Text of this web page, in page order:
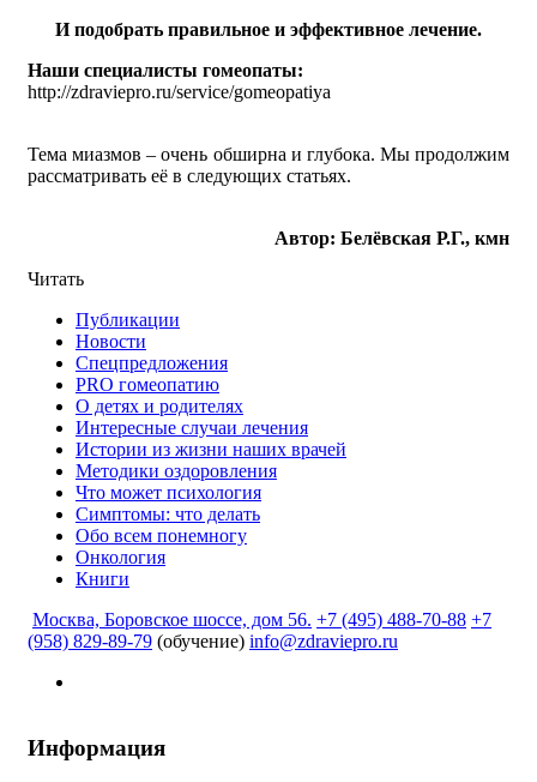
И подобрать правильное и эффективное лечение.
Наши специалисты гомеопаты:
http://zdraviepro.ru/service/gomeopatiya
Тема миазмов – очень обширна и глубока. Мы продолжим
рассматривать её в следующих статьях.
Автор: Белёвская Р.Г., кмн
Читать
Публикации
Новости
Спецпредложения
PRO гомеопатию
О детях и родителях
Интересные случаи лечения
Истории из жизни наших врачей
Методики оздоровления
Что может психология
Симптомы: что делать
Обо всем понемногу
Онкология
Книги
Москва, Боровское шоссе, дом 56. +7 (495) 488-70-88 +7
(958) 829-89-79 (обучение) info@zdraviepro.ru
Информация